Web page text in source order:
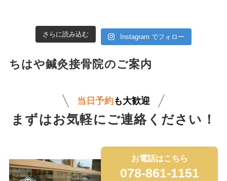
さらに読み込む Instagram でフォロー
ちはや鍼灸接骨院のご案内
当日予約も大歓迎
まずはお気軽にご連絡ください！
お電話はこちら
078-861-1151